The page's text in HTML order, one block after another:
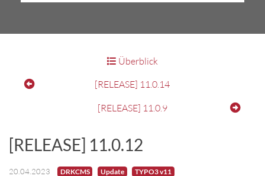
[RELEASE] 11.0.14
Überblick
[RELEASE] 11.0.9
[RELEASE] 11.0.12
20.04.2023 DRKCMS Update TYPO3 v11